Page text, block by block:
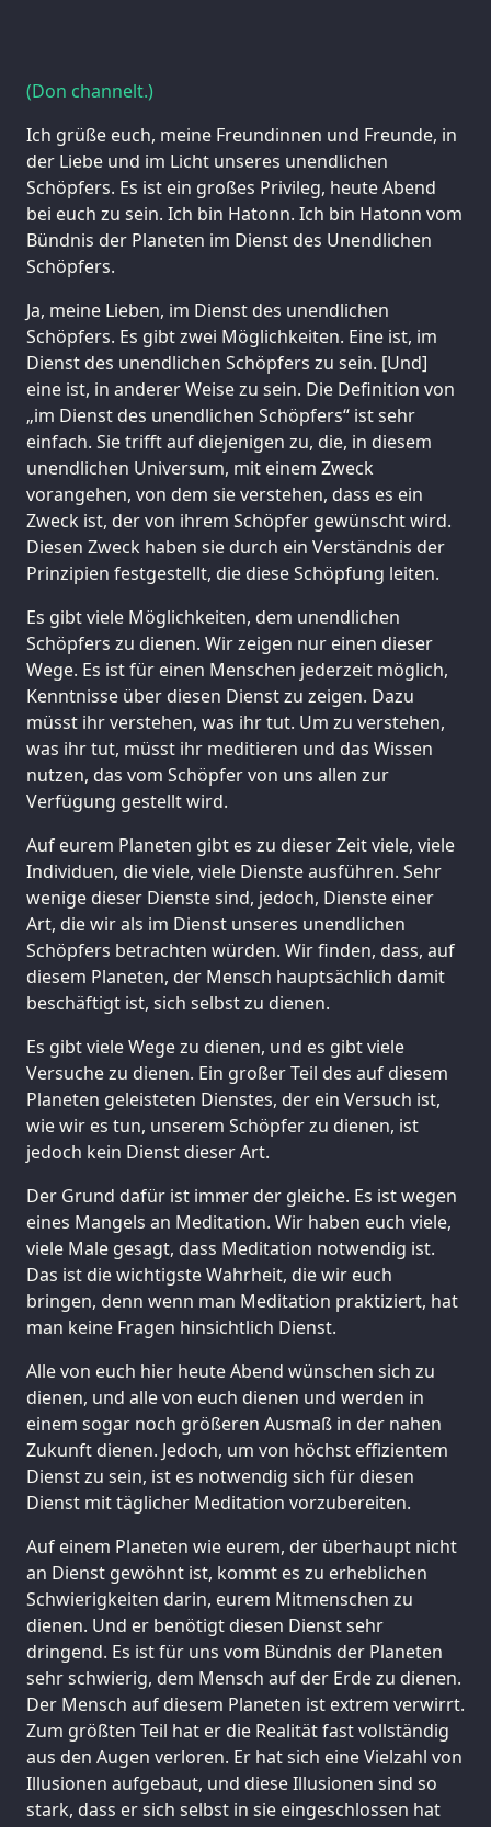
(Don channelt.)
Ich grüße euch, meine Freundinnen und Freunde, in
der Liebe und im Licht unseres unendlichen
Schöpfers. Es ist ein großes Privileg, heute Abend
bei euch zu sein. Ich bin Hatonn. Ich bin Hatonn vom
Bündnis der Planeten im Dienst des Unendlichen
Schöpfers.
Ja, meine Lieben, im Dienst des unendlichen
Schöpfers. Es gibt zwei Möglichkeiten. Eine ist, im
Dienst des unendlichen Schöpfers zu sein. [Und]
eine ist, in anderer Weise zu sein. Die Definition von
„im Dienst des unendlichen Schöpfers“ ist sehr
einfach. Sie trifft auf diejenigen zu, die, in diesem
unendlichen Universum, mit einem Zweck
vorangehen, von dem sie verstehen, dass es ein
Zweck ist, der von ihrem Schöpfer gewünscht wird.
Diesen Zweck haben sie durch ein Verständnis der
Prinzipien festgestellt, die diese Schöpfung leiten.
Es gibt viele Möglichkeiten, dem unendlichen
Schöpfers zu dienen. Wir zeigen nur einen dieser
Wege. Es ist für einen Menschen jederzeit möglich,
Kenntnisse über diesen Dienst zu zeigen. Dazu
müsst ihr verstehen, was ihr tut. Um zu verstehen,
was ihr tut, müsst ihr meditieren und das Wissen
nutzen, das vom Schöpfer von uns allen zur
Verfügung gestellt wird.
Auf eurem Planeten gibt es zu dieser Zeit viele, viele
Individuen, die viele, viele Dienste ausführen. Sehr
wenige dieser Dienste sind, jedoch, Dienste einer
Art, die wir als im Dienst unseres unendlichen
Schöpfers betrachten würden. Wir finden, dass, auf
diesem Planeten, der Mensch hauptsächlich damit
beschäftigt ist, sich selbst zu dienen.
Es gibt viele Wege zu dienen, und es gibt viele
Versuche zu dienen. Ein großer Teil des auf diesem
Planeten geleisteten Dienstes, der ein Versuch ist,
wie wir es tun, unserem Schöpfer zu dienen, ist
jedoch kein Dienst dieser Art.
Der Grund dafür ist immer der gleiche. Es ist wegen
eines Mangels an Meditation. Wir haben euch viele,
viele Male gesagt, dass Meditation notwendig ist.
Das ist die wichtigste Wahrheit, die wir euch
bringen, denn wenn man Meditation praktiziert, hat
man keine Fragen hinsichtlich Dienst.
Alle von euch hier heute Abend wünschen sich zu
dienen, und alle von euch dienen und werden in
einem sogar noch größeren Ausmaß in der nahen
Zukunft dienen. Jedoch, um von höchst effizientem
Dienst zu sein, ist es notwendig sich für diesen
Dienst mit täglicher Meditation vorzubereiten.
Auf einem Planeten wie eurem, der überhaupt nicht
an Dienst gewöhnt ist, kommt es zu erheblichen
Schwierigkeiten darin, eurem Mitmenschen zu
dienen. Und er benötigt diesen Dienst sehr
dringend. Es ist für uns vom Bündnis der Planeten
sehr schwierig, dem Mensch auf der Erde zu dienen.
Der Mensch auf diesem Planeten ist extrem verwirrt.
Zum größten Teil hat er die Realität fast vollständig
aus den Augen verloren. Er hat sich eine Vielzahl von
Illusionen aufgebaut, und diese Illusionen sind so
stark, dass er sich selbst in sie eingeschlossen hat